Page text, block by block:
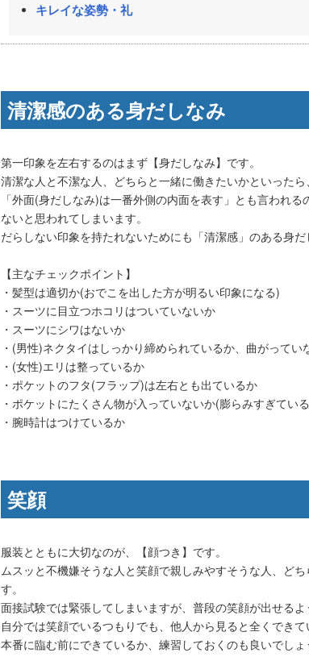
キレイな姿勢・礼
清潔感のある身だしなみ
第一印象を左右するのはまず【身だしなみ】です。
清潔な人と不潔な人、どちらと一緒に働きたいかといったら
「外面(身だしなみ)は一番外側の内面を表す」とも言われ
ないと思われてしまいます。
だらしない印象を持たれないためにも「清潔感」のある身だ
【主なチェックポイント】
・髪型は適切か(おでこを出した方が明るい印象になる)
・スーツに目立つホコリはついていないか
・スーツにシワはないか
・(男性)ネクタイはしっかり締められているか、曲がってい
・(女性)エリは整っているか
・ポケットのフタ(フラップ)は左右とも出ているか
・ポケットにたくさん物が入っていないか(膨らみすぎてい
・腕時計はつけているか
笑顔
服装とともに大切なのが、【顔つき】です。
ムスッと不機嫌そうな人と笑顔で親しみやすそうな人、ど
す。
面接試験では緊張してしまいますが、普段の笑顔が出せるよ
自分では笑顔でいるつもりでも、他人から見ると全くできて
本番に臨む前にできているか、練習しておくのも良いでしょ